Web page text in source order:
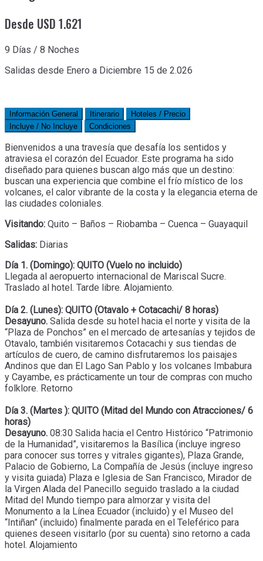
Desde USD 1.621
9 Días / 8 Noches
Salidas desde Enero a Diciembre 15 de 2.026
Información General Itinerario
Hoteles / Precio
Incluye / No Incluye
Condiciones
Bienvenidos a una travesía que desafía los sentidos y
atraviesa el corazón del Ecuador. Este programa ha sido
diseñado para quienes buscan algo más que un destino:
buscan una experiencia que combine el frío místico de los
volcanes, el calor vibrante de la costa y la elegancia eterna de
las ciudades coloniales.
Visitando: Quito – Baños – Riobamba – Cuenca – Guayaquil
Salidas: Diarias
Día 1. (Domingo): QUITO (Vuelo no incluido)
Llegada al aeropuerto internacional de Mariscal Sucre.
Traslado al hotel. Tarde libre. Alojamiento.
Día 2. (Lunes): QUITO (Otavalo + Cotacachi/ 8 horas)
Desayuno. Salida desde su hotel hacia el norte y visita de la
“Plaza de Ponchos” en el mercado de artesanías y tejidos de
Otavalo, también visitaremos Cotacachi y sus tiendas de
artículos de cuero, de camino disfrutaremos los paisajes
Andinos que dan El Lago San Pablo y los volcanes Imbabura
y Cayambe, es prácticamente un tour de compras con mucho
folklore. Retorno
Día 3. (Martes ): QUITO (Mitad del Mundo con Atracciones/ 6
horas)
Desayuno. 08:30 Salida hacia el Centro Histórico “Patrimonio
de la Humanidad”, visitaremos la Basílica (incluye ingreso
para conocer sus torres y vitrales gigantes), Plaza Grande,
Palacio de Gobierno, La Compañía de Jesús (incluye ingreso
y visita guiada) Plaza e Iglesia de San Francisco, Mirador de
la Virgen Alada del Panecillo seguido traslado a la ciudad
Mitad del Mundo tiempo para almorzar y visita del
Monumento a la Línea Ecuador (incluido) y el Museo del
“Intiñan” (incluido) finalmente parada en el Teleférico para
quienes deseen visitarlo (por su cuenta) sino retorno a cada
hotel. Alojamiento